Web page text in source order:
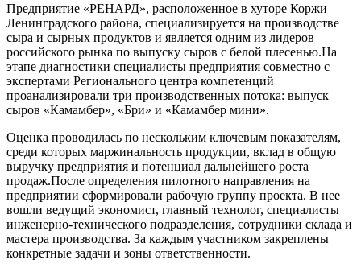
Предприятие «РЕНАРД», расположенное в хуторе Коржи
Ленинградского района, специализируется на производстве
сыра и сырных продуктов и является одним из лидеров
российского рынка по выпуску сыров с белой плесенью.На
этапе диагностики специалисты предприятия совместно с
экспертами Регионального центра компетенций
проанализировали три производственных потока: выпуск
сыров «Камамбер», «Бри» и «Камамбер мини».
Оценка проводилась по нескольким ключевым показателям,
среди которых маржинальность продукции, вклад в общую
выручку предприятия и потенциал дальнейшего роста
продаж.После определения пилотного направления на
предприятии сформировали рабочую группу проекта. В нее
вошли ведущий экономист, главный технолог, специалисты
инженерно-технического подразделения, сотрудники склада и
мастера производства. За каждым участником закреплены
конкретные задачи и зоны ответственности.